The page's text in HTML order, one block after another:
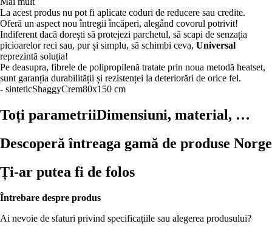
La acest produs nu pot fi aplicate coduri de reducere sau credite.
Oferă un aspect nou întregii încăperi, alegând covorul potrivit!
Indiferent dacă dorești să protejezi parchetul, să scapi de senzația
picioarelor reci sau, pur și simplu, să schimbi ceva, Universal
reprezintă soluția!
Pe deasupra, fibrele de polipropilenă tratate prin noua metodă heatset,
sunt garanția durabilității și rezistenței la deteriorări de orice fel.
- sinteticShaggyCrem80x150 cm
Toți parametriiDimensiuni, material, …
Descoperă întreaga gamă de produse Norge
Ți-ar putea fi de folos
Întrebare despre produs
Ai nevoie de sfaturi privind specificațiile sau alegerea produsului?